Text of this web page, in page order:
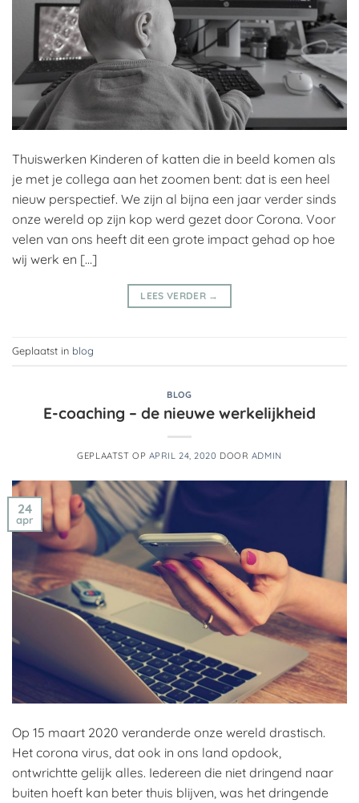
Thuiswerken Kinderen of katten die in beeld komen als
je met je collega aan het zoomen bent: dat is een heel
nieuw perspectief. We zijn al bijna een jaar verder sinds
onze wereld op zijn kop werd gezet door Corona. Voor
velen van ons heeft dit een grote impact gehad op hoe
wij werk en […]
LEES VERDER →
Geplaatst in blog
BLOG
E-coaching – de nieuwe werkelijkheid
GEPLAATST OP APRIL 24, 2020 DOOR ADMIN
24
apr
Op 15 maart 2020 veranderde onze wereld drastisch.
Het corona virus, dat ook in ons land opdook,
ontwrichtte gelijk alles. Iedereen die niet dringend naar
buiten hoeft kan beter thuis blijven, was het dringende